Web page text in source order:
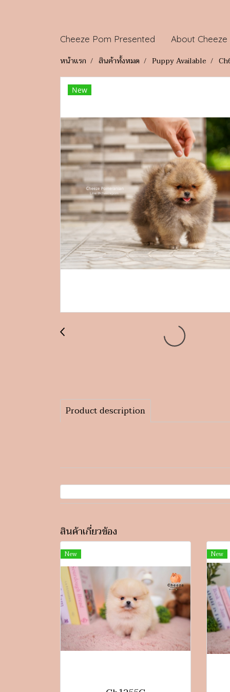
Cheeze Pom Presented About
หน้าแรก สินค้าทั้งหมด Puppy Available
New
Product description
สินค้าเกี่ยวข้อง
New New